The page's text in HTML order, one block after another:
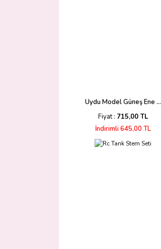
Uydu Model Güneş Ene ...
Fiyat : 715,00 TL
İndirimli 645,00 TL